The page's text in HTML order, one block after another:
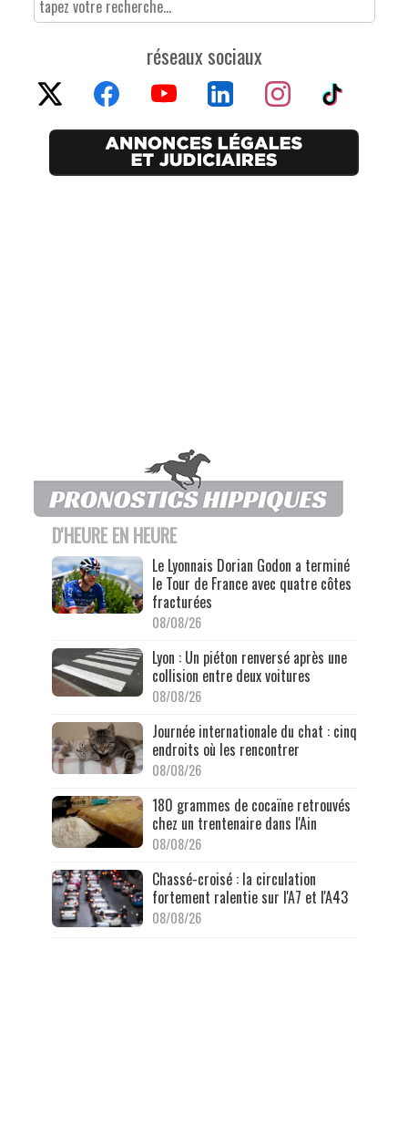
réseaux sociaux
D'HEURE EN HEURE
Le Lyonnais Dorian Godon a terminé
le Tour de France avec quatre côtes
fracturées
08/08/26
Lyon : Un piéton renversé après une
collision entre deux voitures
08/08/26
Journée internationale du chat : cinq
endroits où les rencontrer
08/08/26
180 grammes de cocaïne retrouvés
chez un trentenaire dans l'Ain
08/08/26
Chassé-croisé : la circulation
fortement ralentie sur l'A7 et l'A43
08/08/26